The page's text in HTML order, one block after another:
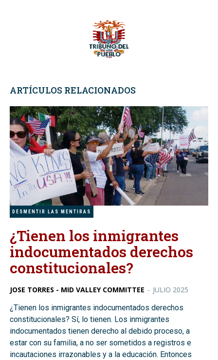
ARTÍCULOS RELACIONADOS
DESMENTIR LAS MENTIRAS
¿Tienen los inmigrantes
indocumentados derechos
constitucionales?
JOSE TORRES - MID VALLEY COMMITTEE - JULIO 2025
¿Tienen los inmigrantes indocumentados derechos
constitucionales? Sí, lo tienen. Los inmigrantes
indocumentados tienen derecho al debido proceso, a
estar con su familia, a no ser sometidos a registros e
incautaciones irrazonables y a la educación. Entonces